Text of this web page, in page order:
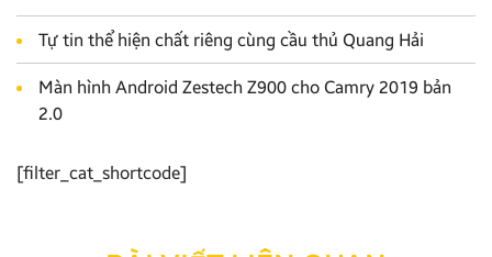
Tự tin thể hiện chất riêng cùng cầu thủ Quang Hải
Màn hình Android Zestech Z900 cho Camry 2019 bản
2.0
[filter_cat_shortcode]